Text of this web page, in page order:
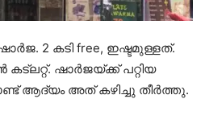
2 കടി free, ഇഷ്ടമുള്ളത്.
ഷാർജയ്ക്ക് പറ്റിയ
ആദ്യം അത് കഴിച്ചു തീർത്തു.